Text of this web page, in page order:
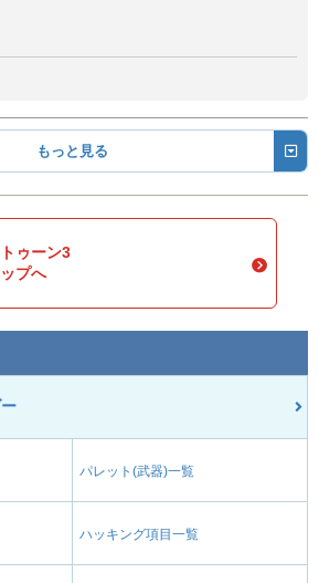
もっと見る
ゥーン3
プへ
パレット(武器)一覧
ハッキング項目一覧